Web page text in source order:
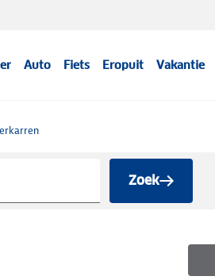
Auto Fiets Eropuit Vakantie
Zoek